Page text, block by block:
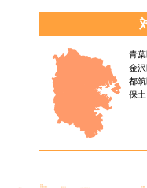
青
金
都
保